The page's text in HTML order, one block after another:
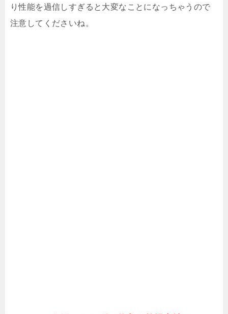
り性能を過信しすぎると大変なことになっちゃうので
注意してくださいね。